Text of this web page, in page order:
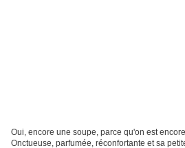
Oui, encore une soupe, parce qu'on est
Onctueuse, parfumée, réconfortante et sa